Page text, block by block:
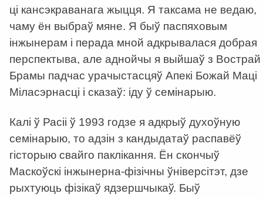
ці кансэкраванага жыцця. Я таксама не ведаю,
чаму ён выбраў мяне. Я быў паспяховым
інжынерам і перада мной адкрывалася добрая
перспектыва, але аднойчы я выйшаў з Вострай
Брамы падчас урачыстасцяў Апекі Божай Маці
Міласэрнасці і сказаў: іду ў семінарыю.
Калі ў Расіі ў 1993 годзе я адкрыў духоўную
семінарыю, то адзін з кандыдатаў распавёў
гісторыю свайго паклікання. Ён скончыў
Маскоўскі інжынерна-фізічны ўніверсітэт, дзе
рыхтуюць фізікаў ядзершчыкаў. Быў